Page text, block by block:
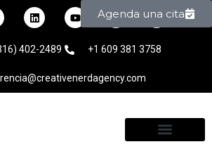
402-2489 +1 609 381 3758
Agenda una cita